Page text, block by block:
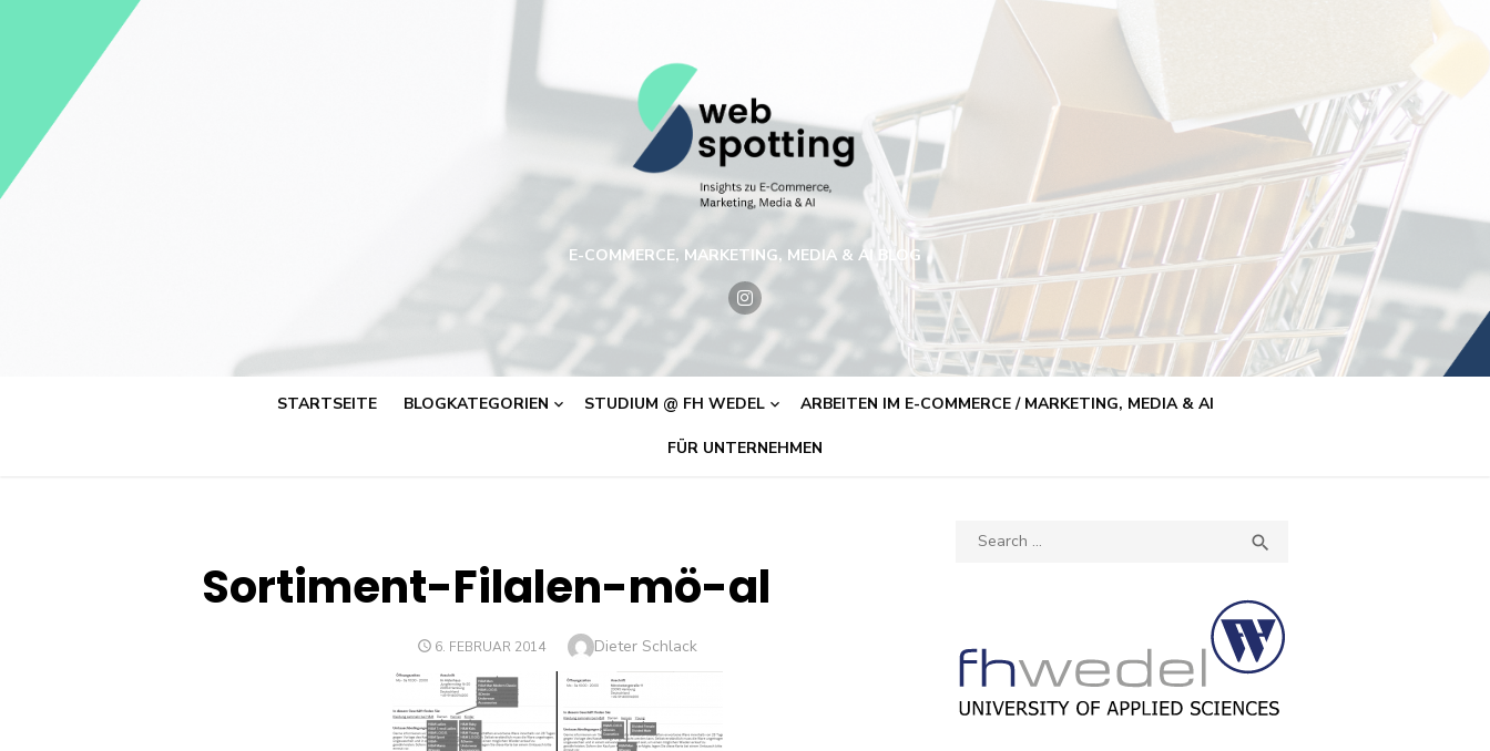
E-COMMERCE, MARKETING, MEDIA & AI BLOG
STARTSEITE BLOGKATEGORIEN STUDIUM @ FH WEDEL ARBEITEN IM E-COMMERCE / MARKETING, MEDIA & AI
FÜR UNTERNEHMEN
Sortiment-Filalen-mö-al
POSTED
6. FEBRUAR 2014 Author
Dieter Schlack
Search
